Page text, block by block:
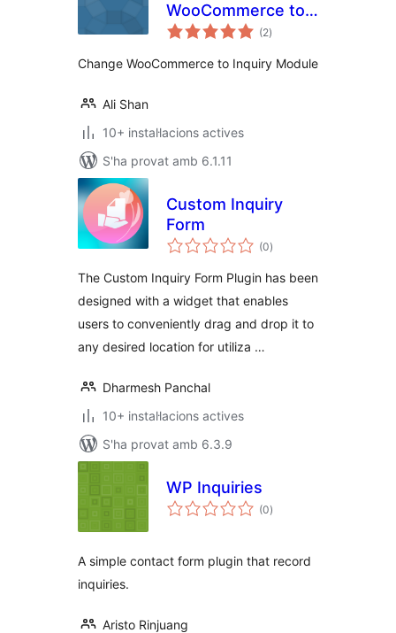
WooCommerce to
Inquiry
(2puntuacions
totals
)
Change WooCommerce to Inquiry Module
Ali Shan
10+ instal·lacions actives
S'ha provat amb 6.1.11
Custom Inquiry
Form
(0puntuacions
totals
)
The Custom Inquiry Form Plugin has been
designed with a widget that enables
users to conveniently drag and drop it to
any desired location for utiliza …
Dharmesh Panchal
10+ instal·lacions actives
S'ha provat amb 6.3.9
WP Inquiries
(0puntuacions
totals
)
A simple contact form plugin that record
inquiries.
Aristo Rinjuang